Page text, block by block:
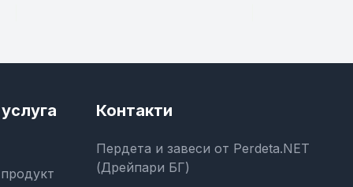
Контакти
Пердета и завеси от Perdeta.NET
(Дрейпари БГ)